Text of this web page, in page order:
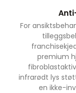
For
premium
infrarødt lys
en ikke-